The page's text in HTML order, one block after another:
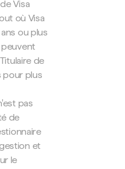
Visa
où Visa
ou plus
de
pour plus
pas
de
et
le